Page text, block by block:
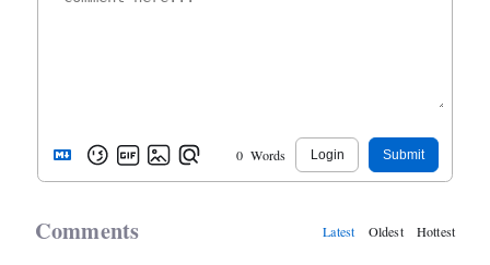
0 Words Login Submit
Comments Latest Oldest Hottest